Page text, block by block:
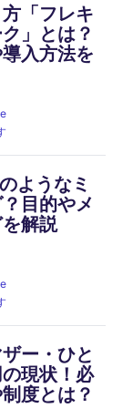
「フレキ
」とは？
入方法を
ようなミ
目的やメ
解説
ー・ひと
現状！必
度とは？